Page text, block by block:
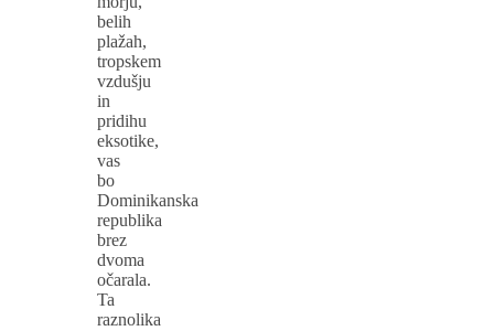
belih
plažah,
tropskem
vzdušju
in
pridihu
eksotike,
vas
bo
Dominikanska
republika
brez
dvoma
očarala.
Ta
raznolika